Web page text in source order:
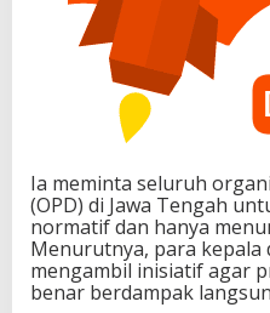
Ia meminta seluruh
(OPD) di Jawa Tengah
normatif dan hanya
Menurutnya, para kepala
mengambil inisiatif agar
benar berdampak